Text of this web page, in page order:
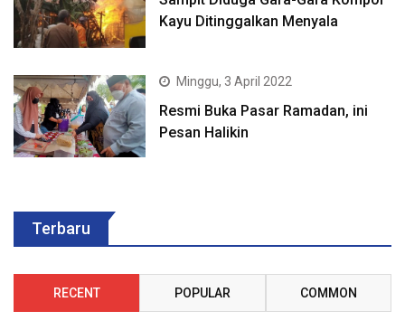
Kayu Ditinggalkan Menyala
Minggu, 3 April 2022
Resmi Buka Pasar Ramadan, ini
Pesan Halikin
Terbaru
RECENT POPULAR COMMON